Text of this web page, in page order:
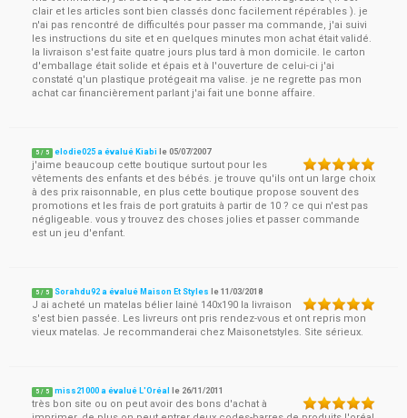
clair et les articles sont bien classés donc facilement répérables ). je
n'ai pas rencontré de difficultés pour passer ma commande, j'ai suivi
les instructions du site et en quelques minutes mon achat était validé.
la livraison s'est faite quatre jours plus tard à mon domicile. le carton
d'emballage était solide et épais et à l'ouverture de celui-ci j'ai
constaté q'un plastique protégeait ma valise. je ne regrette pas mon
achat car financièrement parlant j'ai fait une bonne affaire.
5 / 5 elodie025 a évalué Kiabi le05/07/2007
j'aime beaucoup cette boutique surtout pour les
vêtements des enfants et des bébés. je trouve qu'ils ont un large choix
à des prix raisonnable, en plus cette boutique propose souvent des
promotions et les frais de port gratuits à partir de 10 ? ce qui n'est pas
négligeable. vous y trouvez des choses jolies et passer commande
est un jeu d'enfant.
5 / 5 Sorahdu92 a évalué Maison Et Styles le11/03/2018
J ai acheté un matelas bélier lainė 140x190 la livraison
s'est bien passée. Les livreurs ont pris rendez-vous et ont repris mon
vieux matelas. Je recommanderai chez Maisonetstyles. Site sérieux.
5 / 5 miss21000 a évalué L'Oréal le 26/11/2011
très bon site ou on peut avoir des bons d'achat à